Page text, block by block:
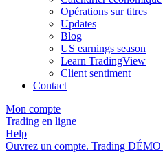
Opérations sur titres
Updates
Blog
US earnings season
Learn TradingView
Client sentiment
Contact
Mon compte
Trading en ligne
Help
Ouvrez un compte. Trading DÉMO